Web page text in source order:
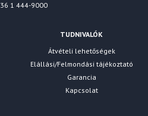
1 444-9000
TUDNIVALÓK
Átvételi lehetőségek
Elállási/Felmondási tájékoztató
Garancia
Kapcsolat